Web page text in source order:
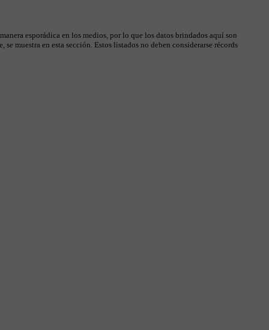
esporádica en los medios, por lo que los datos brindados aquí son
muestra en esta sección. Estos listados no deben considerarse récords